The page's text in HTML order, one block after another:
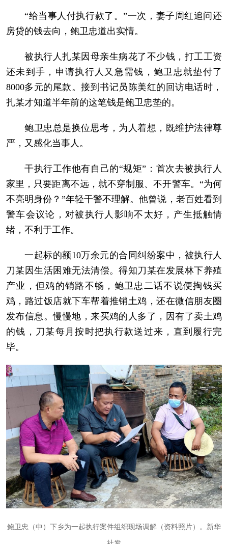
“给当事人付执行款了。”一次，妻子周红追问还
房贷的钱去向，鲍卫忠道出实情。
被执行人扎某因母亲生病花了不少钱，打工工资
还未到手，申请执行人又急需钱，鲍卫忠就垫付了
8000多元的尾款。接到书记员陈美红的回访电话时，
扎某才知道半年前的这笔钱是鲍卫忠垫的。
鲍卫忠总是换位思考，为人着想，既维护法律尊
严，又感化当事人。
干执行工作他有自己的“规矩”：首次去被执行人
家里，只要距离不远，就不穿制服、不开警车。“为何
不亮明身份？”年轻干警不理解。他曾说，老百姓看到
警车会议论，对被执行人影响不太好，产生抵触情
绪，不利于工作。
一起标的额10万余元的合同纠纷案中，被执行人
刀某因生活困难无法清偿。得知刀某在发展林下养殖
产业，但鸡的销路不畅，鲍卫忠二话不说便掏钱买
鸡，路过饭店就下车帮着推销土鸡，还在微信朋友圈
发布信息。慢慢地，来买鸡的人多了，因有了卖土鸡
的钱，刀某每月按时把执行款送过来，直到履行完
毕。
鲍卫忠（中）下乡为一起执行案件组织现场调解（资料照片）。新华